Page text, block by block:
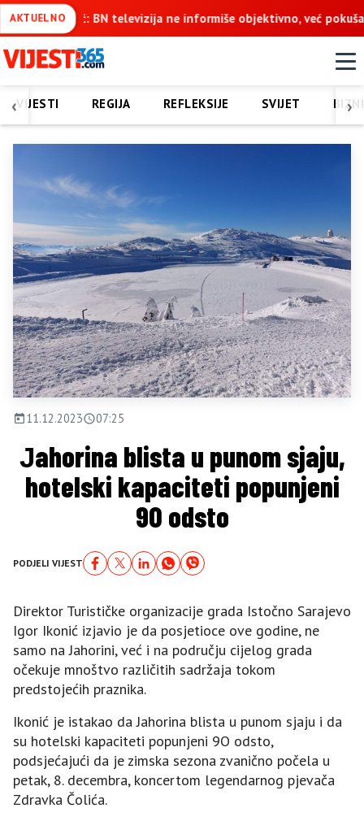
AKTUELNOobjektivno, već pokušava da ospori vodovod na
‹ ›
VIJESTI REGIJA REFLEKSIJE SVIJET
11.12.2023 07:25
Јahorina blista u punom sjaju,
hotelski kapaciteti popunjeni
9O odsto
PODJELI VIJEST
Direktor Turističke organizacije grada Istočno Sarajevo
Igor Ikonić izjavio je da posjetioce ove godine, ne
samo na Јahorini, već i na području cijelog grada
očekuje mnoštvo različitih sadržaja tokom
predstojećih praznika.
Ikonić je istakao da Јahorina blista u punom sjaju i da
su hotelski kapaciteti popunjeni 9O odsto,
podsjećajući da je zimska sezona zvanično počela u
petak, 8. decembra, koncertom legendarnog pjevača
Zdravka Čolića.